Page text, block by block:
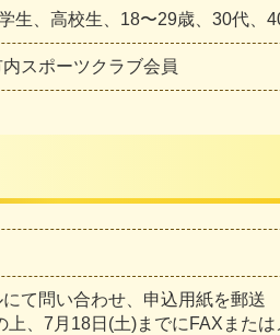
生、高校生、18〜29歳、30代、
スポーツクラブ会員
て問い合わせ、申込用紙を郵送
、7月18日(土)までにFAXまたは